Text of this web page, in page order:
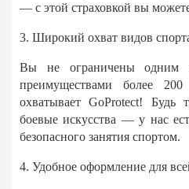
— с этой страховкой вы
3. Широкий охват видов
Вы не ограничены одним
преимуществами более
охватывает GoProtect! Будь
боевые искусства — у нас
безопасного занятия спортом.
4. Удобное оформление для